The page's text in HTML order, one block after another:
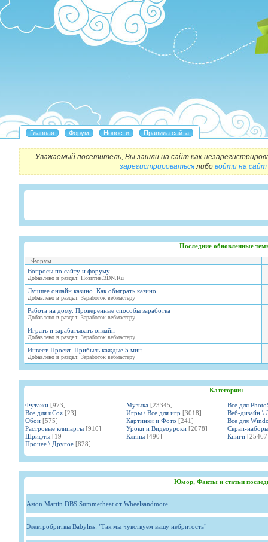
Уважаемый посетитель, Вы зашли на сайт как
зарегистрироватьсялибо войти на сайт
Последние обновленные
Форум
Вопросы по сайту и форуму
Добавлено в раздел: Позитив.3DN.Ru
Лучшее онлайн казино. Как обыграть казино
Добавлено в раздел: Заработок вебмастеру
Работа на дому. Проверенные способы заработка
Добавлено в раздел: Заработок вебмастеру
Играть и зарабатывать онлайн
Добавлено в раздел: Заработок вебмастеру
Инвест-Проект. Прибыль каждые 5 мин.
Добавлено в раздел: Заработок вебмастеру
Категории:
Футажи [973] Музыка [23345]
Все для
Все для uCoz [23] Игры \ Все для игр [3018]
Веб-дизайн \
Обои [575] Картинки и Фото [241]
Все для
Растровые клипарты [910] Уроки и Видеоуроки [2078]
Скрап-наборы
Шрифты [19] Клипы [490] Книги
Прочее \ Другое [828]
Юмор, Факты и статьи
Aston Martin DBS Summerheat от Wheelsandmore
Электробритвы Babyliss: "Так мы чувствуем вашу небритость"